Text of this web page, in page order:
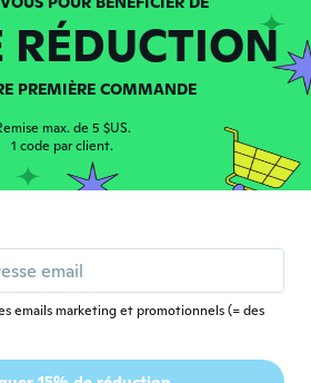
2017 · 10 avis
· 25 avis
2019 · 4 avis
RÉDUCTION
PREMIÈRE COMMANDE
max. de 5 $US.
1 code par client.
emails marketing et promotionnels (= des